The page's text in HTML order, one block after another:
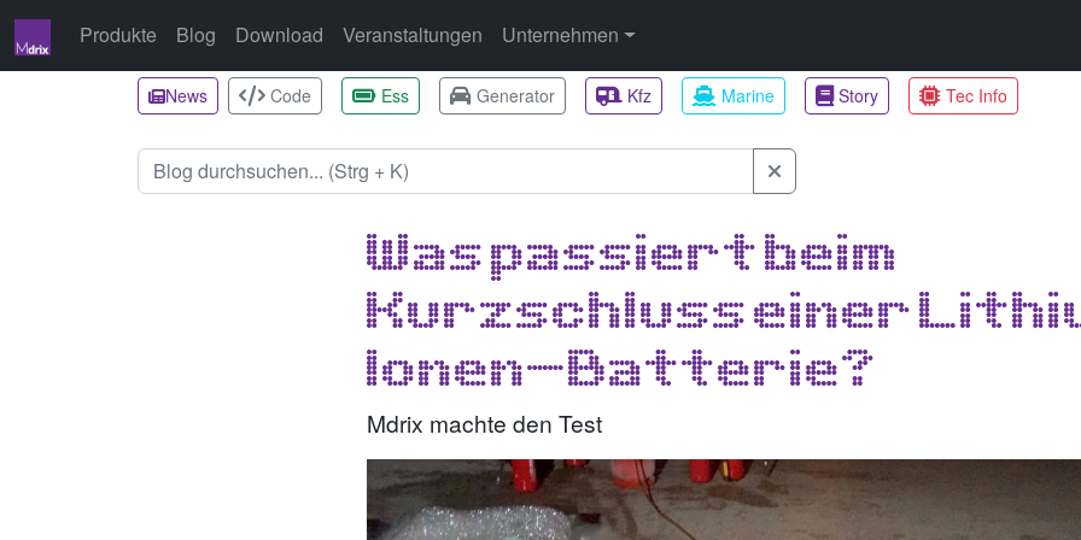
Produkte Blog Download Veranstaltungen Unternehmen
News Code Ess Generator Kfz Marine Story Tec Info
Was passiert beim
Kurzschluss einer
Ionen-Batterie?
Mdrix machte den Test